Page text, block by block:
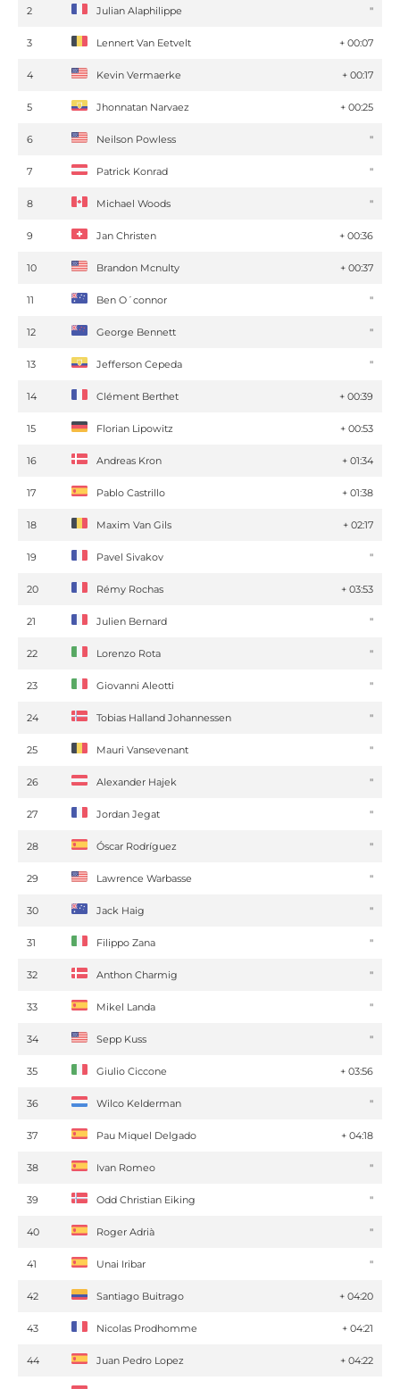
2 Julian Alaphilippe ''
3 Lennert Van Eetvelt + 00:07
4 Kevin Vermaerke + 00:17
5 Jhonnatan Narvaez + 00:25
6 Neilson Powless ''
7 Patrick Konrad ''
8 Michael Woods ''
9 Jan Christen + 00:36
10 Brandon Mcnulty + 00:37
11 Ben O´connor ''
12 George Bennett ''
13 Jefferson Cepeda ''
14 Clément Berthet + 00:39
15 Florian Lipowitz + 00:53
16 Andreas Kron + 01:34
17 Pablo Castrillo + 01:38
18 Maxim Van Gils + 02:17
19 Pavel Sivakov ''
20 Rémy Rochas + 03:53
21 Julien Bernard ''
22 Lorenzo Rota ''
23 Giovanni Aleotti ''
24 Tobias Halland Johannessen ''
25 Mauri Vansevenant ''
26 Alexander Hajek ''
27 Jordan Jegat ''
28 Óscar Rodríguez ''
29 Lawrence Warbasse ''
30 Jack Haig ''
31 Filippo Zana ''
32 Anthon Charmig ''
33 Mikel Landa ''
34 Sepp Kuss ''
35 Giulio Ciccone + 03:56
36 Wilco Kelderman ''
37 Pau Miquel Delgado + 04:18
38 Ivan Romeo ''
39 Odd Christian Eiking ''
40 Roger Adrià ''
41 Unai Iribar ''
42 Santiago Buitrago + 04:20
43 Nicolas Prodhomme + 04:21
44 Juan Pedro Lopez + 04:22